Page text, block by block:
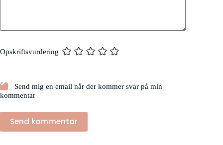
Opskriftsvurdering
Send mig en email når der kommer svar på min
kommentar
Send kommentar